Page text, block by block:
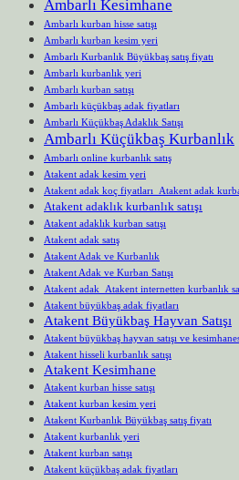
Ambarlı Kesimhane
Ambarlı kurban hisse satışı
Ambarlı kurban kesim yeri
Ambarlı Kurbanlık Büyükbaş satış fiyatı
Ambarlı kurbanlık yeri
Ambarlı kurban satışı
Ambarlı küçükbaş adak fiyatları
Ambarlı Küçükbaş Adaklık Satışı
Ambarlı Küçükbaş Kurbanlık
Ambarlı online kurbanlık satış
Atakent adak kesim yeri
Atakent adak koç fiyatları Atakent adak
Atakent adaklık kurbanlık satışı
Atakent adaklık kurban satışı
Atakent adak satış
Atakent Adak ve Kurbanlık
Atakent Adak ve Kurban Satışı
Atakent adak Atakent internetten kurbanlık
Atakent büyükbaş adak fiyatları
Atakent Büyükbaş Hayvan Satışı
Atakent büyükbaş hayvan satışı ve
Atakent hisseli kurbanlık satışı
Atakent Kesimhane
Atakent kurban hisse satışı
Atakent kurban kesim yeri
Atakent Kurbanlık Büyükbaş satış fiyatı
Atakent kurbanlık yeri
Atakent kurban satışı
Atakent küçükbaş adak fiyatları